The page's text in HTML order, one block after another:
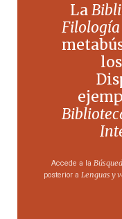
La
Accede a la
posterior a Lenguas y